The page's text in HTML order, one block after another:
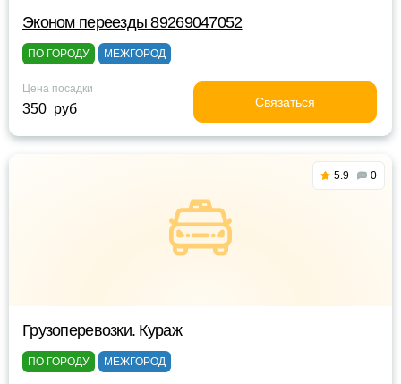
Эконом переезды 89269047052
ПО ГОРОДУ МЕЖГОРОД
Цена посадки
350 руб Связаться
5.9 0
Грузоперевозки. Кураж
ПО ГОРОДУ МЕЖГОРОД